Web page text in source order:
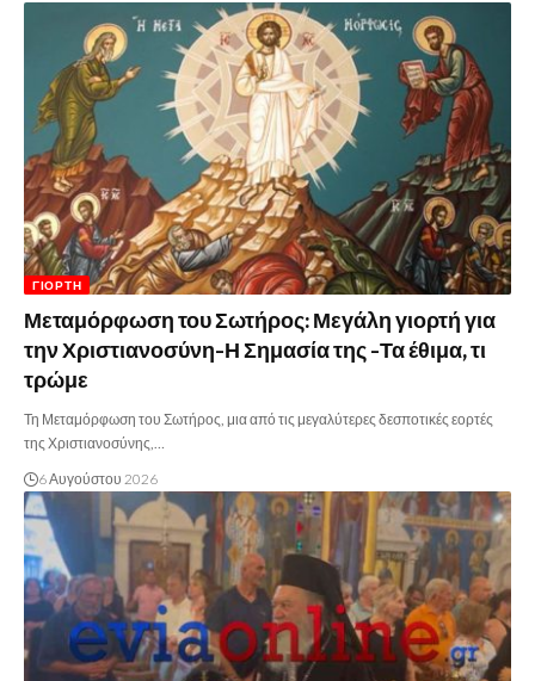
ΓΙΟΡΤΉ
Μεταμόρφωση του Σωτήρος: Μεγάλη γιορτή για
την Χριστιανοσύνη-Η Σημασία της -Τα έθιμα, τι
τρώμε
Τη Μεταμόρφωση του Σωτήρος, μια από τις μεγαλύτερες δεσποτικές εορτές
της Χριστιανοσύνης,…
6 Αυγούστου 2026